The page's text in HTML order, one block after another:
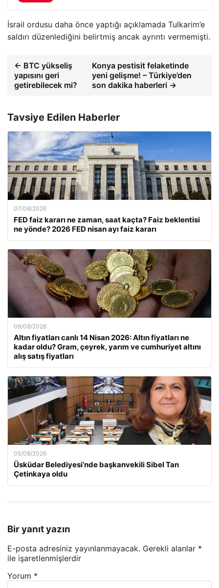
İsrail ordusu daha önce yaptığı açıklamada Tulkarim’e
saldırı düzenlediğini belirtmiş ancak ayrıntı vermemişti.
← BTC yükseliş
yapısını geri
getirebilecek mi?
Konya pestisit felaketinde
yeni gelişme! – Türkiye’den
son dakika haberleri →
Tavsiye Edilen Haberler
07/08/2026
FED faiz kararı ne zaman, saat kaçta? Faiz beklentisi
ne yönde? 2026 FED nisan ayı faiz kararı
06/08/2026
Altın fiyatları canlı 14 Nisan 2026: Altın fiyatları ne
kadar oldu? Gram, çeyrek, yarım ve cumhuriyet altını
alış satış fiyatları
05/08/2026
Üsküdar Belediyesi’nde başkanvekili Sibel Tan
Çetinkaya oldu
Bir yanıt yazın
E-posta adresiniz yayınlanmayacak. Gerekli alanlar *
ile işaretlenmişlerdir
Yorum *